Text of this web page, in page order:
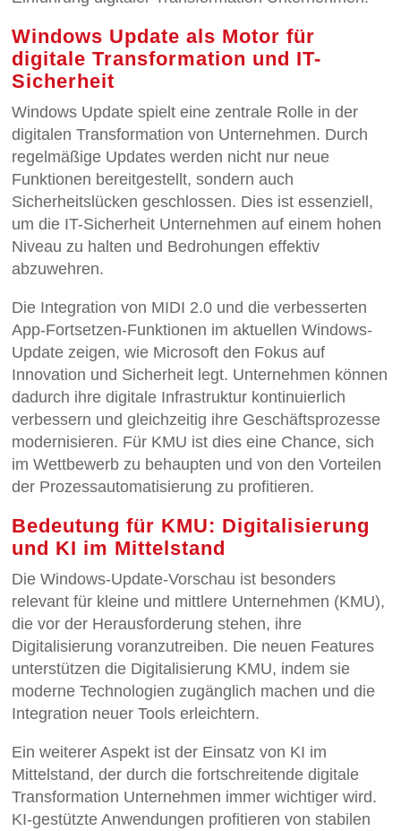
Windows Update als Motor für
digitale Transformation und IT-
Sicherheit
Windows Update spielt eine zentrale Rolle in der
digitalen Transformation von Unternehmen. Durch
regelmäßige Updates werden nicht nur neue
Funktionen bereitgestellt, sondern auch
Sicherheitslücken geschlossen. Dies ist essenziell,
um die IT-Sicherheit Unternehmen auf einem hohen
Niveau zu halten und Bedrohungen effektiv
abzuwehren.
Die Integration von MIDI 2.0 und die verbesserten
App-Fortsetzen-Funktionen im aktuellen Windows-
Update zeigen, wie Microsoft den Fokus auf
Innovation und Sicherheit legt. Unternehmen können
dadurch ihre digitale Infrastruktur kontinuierlich
verbessern und gleichzeitig ihre Geschäftsprozesse
modernisieren. Für KMU ist dies eine Chance, sich
im Wettbewerb zu behaupten und von den Vorteilen
der Prozessautomatisierung zu profitieren.
Bedeutung für KMU: Digitalisierung
und KI im Mittelstand
Die Windows-Update-Vorschau ist besonders
relevant für kleine und mittlere Unternehmen (KMU),
die vor der Herausforderung stehen, ihre
Digitalisierung voranzutreiben. Die neuen Features
unterstützen die Digitalisierung KMU, indem sie
moderne Technologien zugänglich machen und die
Integration neuer Tools erleichtern.
Ein weiterer Aspekt ist der Einsatz von KI im
Mittelstand, der durch die fortschreitende digitale
Transformation Unternehmen immer wichtiger wird.
KI-gestützte Anwendungen profitieren von stabilen